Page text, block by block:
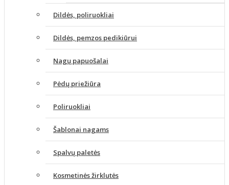
Dildės, poliruokliai
Dildės, pemzos pedikiūrui
Nagų papuošalai
Pėdų priežiūra
Poliruokliai
Šablonai nagams
Spalvų paletės
Kosmetinės žirklutės